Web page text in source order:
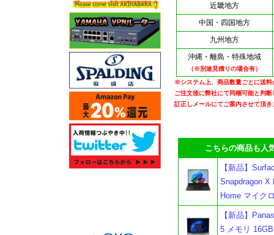
近畿地方
中国・四国地方
九州地方
沖縄・離島・特殊地域
（※別途見積りの場合有）
※システム上、商品数量ごとに送料
ご注文後に弊社にて同梱可能と判
訂正しメールにてご案内させて頂き
こちらの商品も人気
【新品】
Snapdragon X
Home マイク
【新品】
5 メモリ